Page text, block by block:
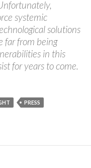
systemic
solutions
far from being
in this
for years to come.
PRESS